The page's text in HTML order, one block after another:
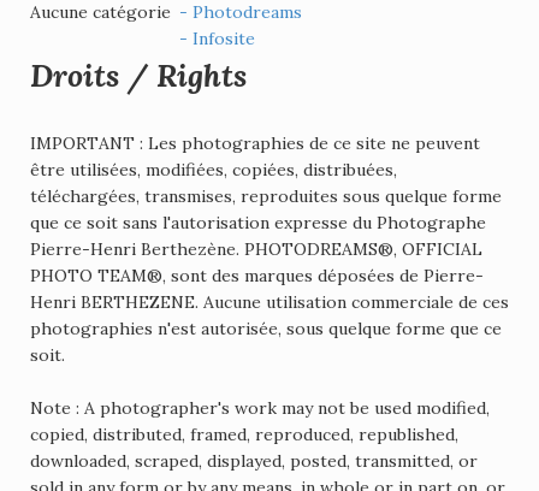
Aucune catégorie - Photodreams
- Infosite
Droits / Rights
IMPORTANT : Les photographies de ce site ne peuvent
être utilisées, modifiées, copiées, distribuées,
téléchargées, transmises, reproduites sous quelque forme
que ce soit sans l'autorisation expresse du Photographe
Pierre-Henri Berthezène. PHOTODREAMS®, OFFICIAL
PHOTO TEAM®, sont des marques déposées de Pierre-
Henri BERTHEZENE. Aucune utilisation commerciale de ces
photographies n'est autorisée, sous quelque forme que ce
soit.
Note : A photographer's work may not be used modified,
copied, distributed, framed, reproduced, republished,
downloaded, scraped, displayed, posted, transmitted, or